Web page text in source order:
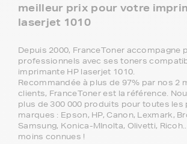
meilleur prix pour votre
laserjet 1010
Depuis 2000, FranceToner accompagne
professionnels avec ses toners
imprimante HP laserjet 1010.
Recommandée à plus de 97% par nos 2
clients, FranceToner est la référence.
plus de 300 000 produits pour toutes les
marques : Epson, HP, Canon, Lexmark,
Samsung, Konica-MInolta, Olivetti,
moins connues !